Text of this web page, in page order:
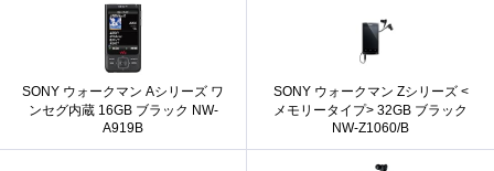
SONY ウォークマン Aシリーズ ワ
ンセグ内蔵 16GB ブラック NW-
A919B
SONY ウォークマン Zシリーズ <
メモリータイプ> 32GB ブラック
NW-Z1060/B